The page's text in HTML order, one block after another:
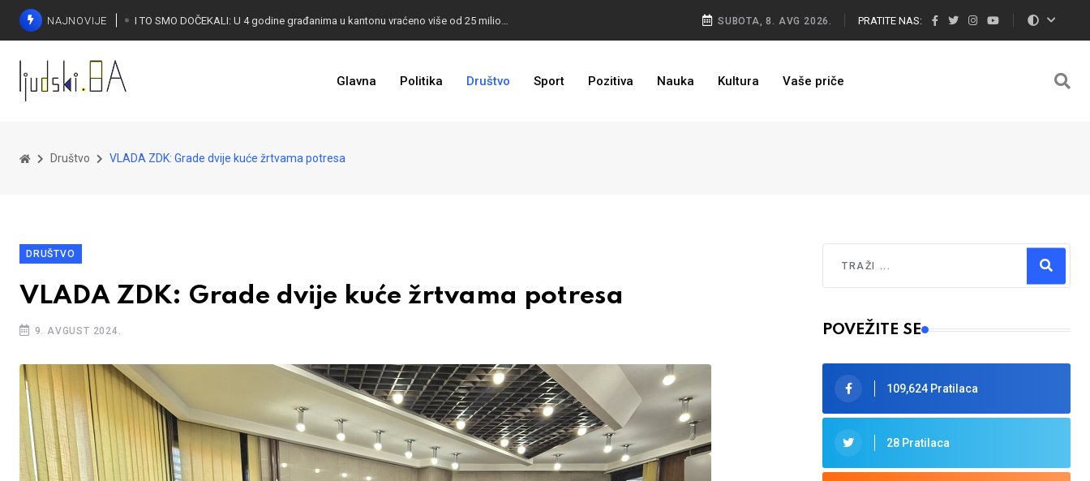
NAJNOVIJE
KONAKOVIĆ PALI ALARM: Otvoreno pismo UN-u
SUBOTA, 8. AVG 2026. PRATITE NAS:
Glavna Politika Društvo Sport Pozitiva Nauka Kultura Vaše priče
Društvo VLADA ZDK: Grade dvije kuće žrtvama potresa
DRUŠTVO
VLADA ZDK: Grade dvije kuće žrtvama potresa
9. AVGUST 2024.
Type 2 or more characters for results.
POVEŽITE SE
109,624 Pratilaca
28 Pratilaca